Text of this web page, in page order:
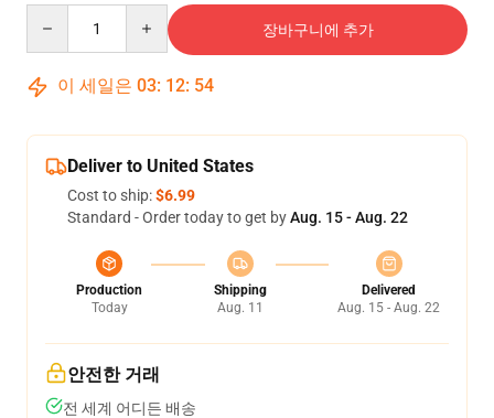
장바구니에 추가
이 세일은 03: 12: 54
Deliver to United States
Cost to ship:$6.99
Standard - Order today to get byAug. 15 - Aug. 22
Production
Today
Shipping
Aug. 11
Delivered
Aug. 15 - Aug. 22
안전한 거래
전 세계 어디든 배송